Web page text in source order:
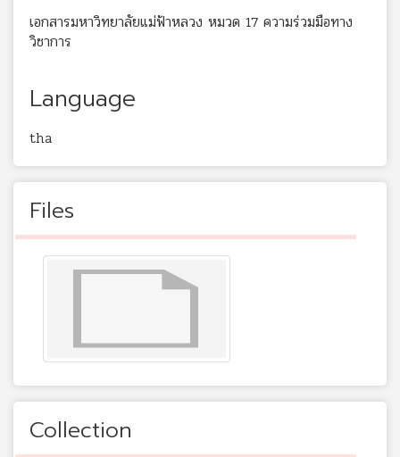
เอกสารมหาวิทยาลัยแม่ฟ้าหลวง หมวด 17 ความร่วมมือทาง
วิชาการ
Language
tha
Files
Collection